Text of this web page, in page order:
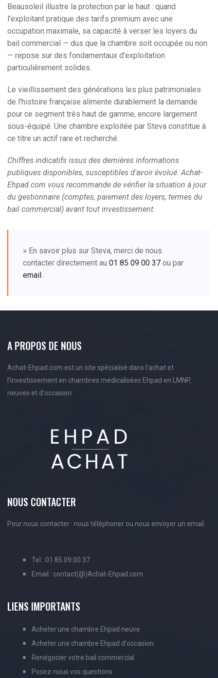
Beausoleil illustre la protection par le haut : quand
l'exploitant pratique des tarifs premium avec une
occupation maximale, sa capacité à verser les loyers du
bail commercial — dus que la chambre soit occupée ou non
— repose sur des fondamentaux d'exploitation
particulièrement solides.
Le vieillissement des générations les plus patrimoniales
de l'histoire française alimente durablement la demande
pour ce segment très haut de gamme, encore largement
sous-équipé. Une chambre exploitée par Steva constitue à
ce titre un actif rare et recherché.
Chiffres indicatifs issus des dernières informations
publiques disponibles, susceptibles d'avoir évolué. Achat-
Ehpad.com vous recommande de vérifier la situation à jour
du gestionnaire (comptes, paiement des loyers, termes du
bail commercial) avant tout investissement.
» En savoir plus sur Steva, merci de nous
contacter directement au 01 85 09 00 37 ou par
email .
A PROPOS DE NOUS
Achat-Ehpad.com est un site spécialisé dans l'achat et
l'investissement en chambres médicalisées Ehpad en LMNP,
neuves et d'occasion.
NOUS CONTACTER
Pour nous contacter : nous téléphoner ou nous envoyer un email.
Tel : 01.85.09.00.37
Email : contact(@)Achat-Ehpad.com
LIENS IMPORTANTS
Acheter une chambre Ehpad neuve
Acheter une chambre Ehpad d'occasion
Renégocier votre bail commercial
Posez-nous vos questions